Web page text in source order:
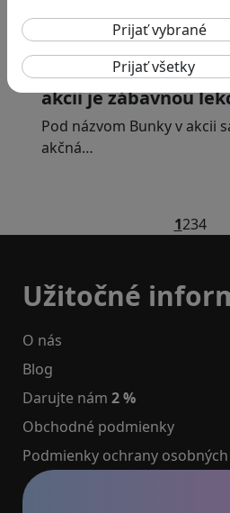
Ako biele krvinky
vírusom a
akcii je zábavnou
Pod názvom Bunky v akcii
akčná…
1234
Užitočné
O nás
Blog
Darujte nám 2 %
Obchodné podmienky
Podmienky ochrany